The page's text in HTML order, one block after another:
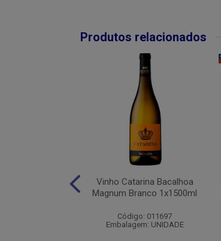
Produtos relacionados
Esporao Bco
Vinho Catarina Bacalhoa
Magnum Branco 1x1500ml
Código: 011697
Embalagem: UNIDADE